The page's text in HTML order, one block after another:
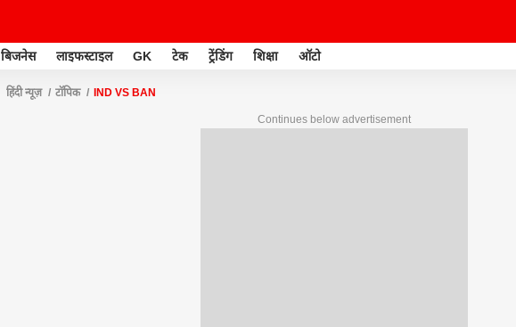
बिजनेस लाइफस्टाइल GK टेक ट्रेंडिंग शिक्षा ऑटो
हिंदी न्यूज़ टॉपिक IND VS BAN
Continues below advertisement